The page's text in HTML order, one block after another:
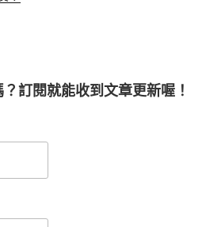
訂閱就能收到文章更新喔！